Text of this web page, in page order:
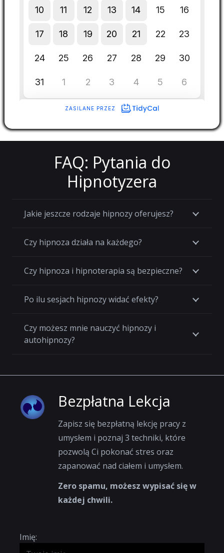
FAQ: Pytania do
Hipnotyzera
Jakie jeszcze rodzaje hipnozy oferujesz?
Czy hipnoza działa na każdego?
Czy hipnoza i hipnoterapia są bezpieczne?
Po ilu sesjach hipnozy widać efekty?
Czy możesz mnie nauczyć hipnozy i
autohipnozy?
Bezpłatna Lekcja
Zapisz się bezpłatną lekcję pracy z
umysłem i poznaj 3 techniki, które
pozwolą Ci pokonać stres oraz
zapanować nad ciałem i umysłem.
Zero spamu, możesz wypisać się w
każdej chwili.
Imię: